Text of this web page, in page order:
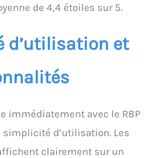
de 4,4 étoiles sur 5.
d’utilisation et
immédiatement avec le RBP
simplicité d’utilisation. Les
clairement sur un